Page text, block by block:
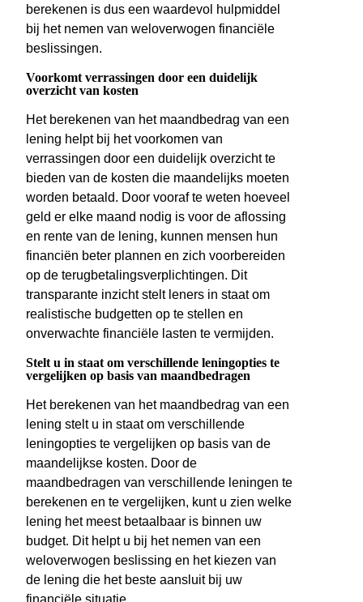
berekenen is dus een waardevol hulpmiddel
bij het nemen van weloverwogen financiële
beslissingen.
Voorkomt verrassingen door een duidelijk
overzicht van kosten
Het berekenen van het maandbedrag van een
lening helpt bij het voorkomen van
verrassingen door een duidelijk overzicht te
bieden van de kosten die maandelijks moeten
worden betaald. Door vooraf te weten hoeveel
geld er elke maand nodig is voor de aflossing
en rente van de lening, kunnen mensen hun
financiën beter plannen en zich voorbereiden
op de terugbetalingsverplichtingen. Dit
transparante inzicht stelt leners in staat om
realistische budgetten op te stellen en
onverwachte financiële lasten te vermijden.
Stelt u in staat om verschillende leningopties te
vergelijken op basis van maandbedragen
Het berekenen van het maandbedrag van een
lening stelt u in staat om verschillende
leningopties te vergelijken op basis van de
maandelijkse kosten. Door de
maandbedragen van verschillende leningen te
berekenen en te vergelijken, kunt u zien welke
lening het meest betaalbaar is binnen uw
budget. Dit helpt u bij het nemen van een
weloverwogen beslissing en het kiezen van
de lening die het beste aansluit bij uw
financiële situatie.